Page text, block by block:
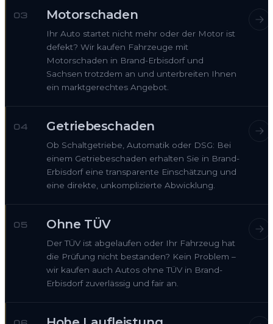
03 Motorschaden
Ihr Auto startet nicht mehr oder der Motor ist
defekt? Wir kaufen Fahrzeuge mit
Motorschaden in Brand-Erbisdorf und
Sachsen trotzdem an und unterbreiten Ihnen
ein marktgerechtes Angebot.
04 Getriebeschaden
Ob Schaltgetriebe, Automatik oder DSG: Bei
einem Getriebeschaden erhalten Sie in Brand-
Erbisdorf eine transparente Einschätzung und
eine direkte, unkomplizierte Abwicklung.
05 Ohne TÜV
Der TÜV ist abgelaufen oder Ihr Fahrzeug hat
die Prüfung nicht bestanden? Kein Problem –
wir kaufen auch Autos ohne TÜV in Brand-
Erbisdorf zuverlässig und fair an.